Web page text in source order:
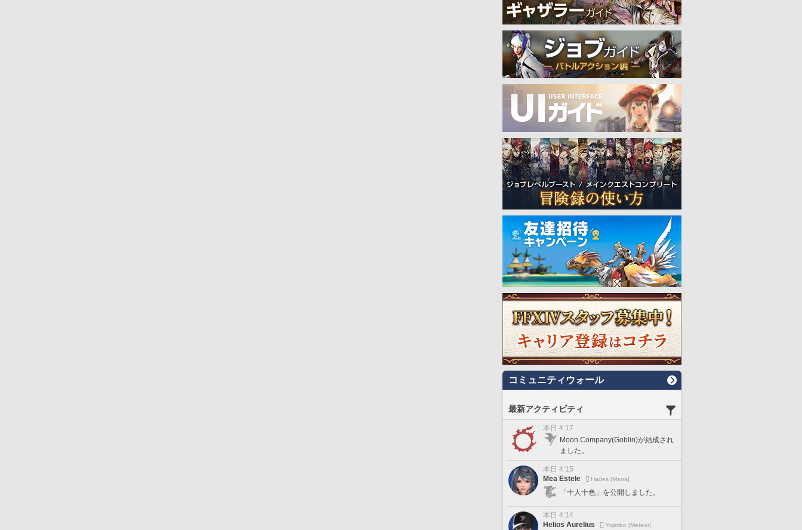
コミュニティウォール
最新アクティビティ
本日 4:17
Moon Company(Goblin)が結成され
ました。
本日 4:15
Mea Estele
Hades [Mana]
「十人十色」を公開しました。
本日 4:14
Helios Aurelius
Yojimbo [Meteor]